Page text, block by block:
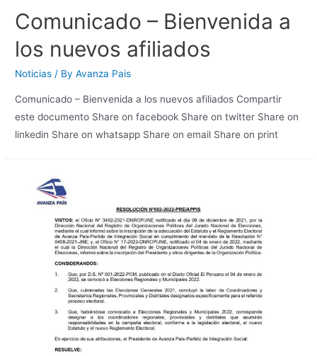
Comunicado – Bienvenida a
los nuevos afiliados
Noticias / ByAvanza Pais
Comunicado – Bienvenida a los nuevos afiliados Compartir
este documento Share on facebook Share on twitter Share on
linkedin Share on whatsapp Share on email Share on print